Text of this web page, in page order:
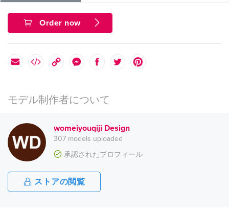
Order now
モデル制作者について
womeiyouqiji Design
307 models uploaded
承認されたプロフィール
ストアの閲覧